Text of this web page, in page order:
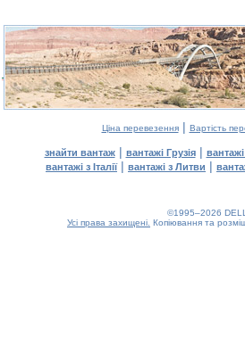
Ціна перевезення| Вартість
знайти вантаж| вантажі Грузія|
вантажі з Італії| вантажі з Литви |
©1995–2026
Усі права захищені. Копіювання та